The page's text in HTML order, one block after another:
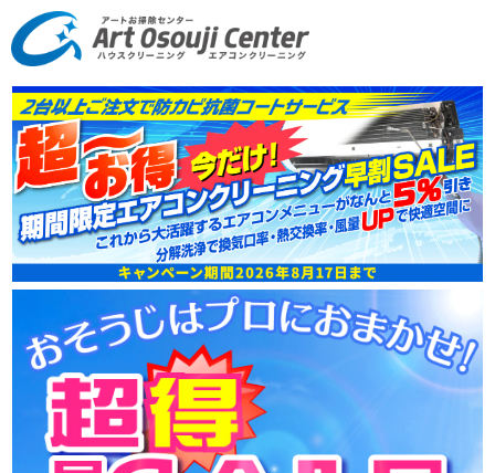
エアコンクリーニング・ハウスクリーニング・東京江東区|アートお掃除
センター